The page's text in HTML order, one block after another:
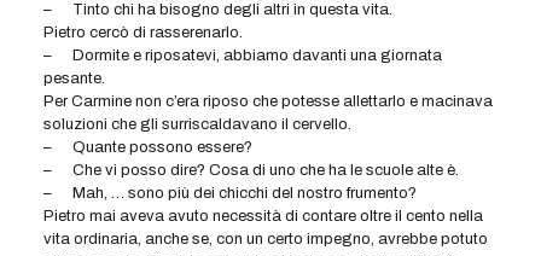
–
Tinto chi ha bisogno degli altri in questa vita.
Pietro cercò di rasserenarlo.
–
Dormite e riposatevi, abbiamo davanti una giornata
pesante.
Per Carmine non c’era riposo che potesse allettarlo e macinava
soluzioni che gli surriscaldavano il cervello.
–
Quante possono essere?
–
Che vi posso dire? Cosa di uno che ha le scuole alte è.
–
Mah, … sono più dei chicchi del nostro frumento?
Pietro mai aveva avuto necessità di contare oltre il cento nella
vita ordinaria, anche se, con un certo impegno, avrebbe potuto